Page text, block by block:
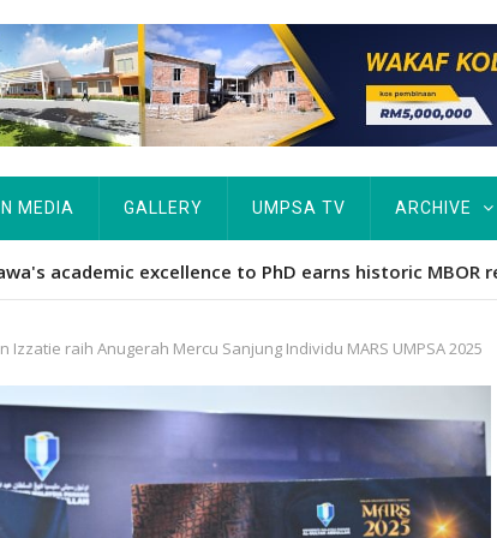
IN MEDIA GALLERY UMPSA TV ARCHIVE
academic excellence to PhD earns historic MBOR
raih Anugerah Mercu Sanjung Individu MARS UMPSA 2025